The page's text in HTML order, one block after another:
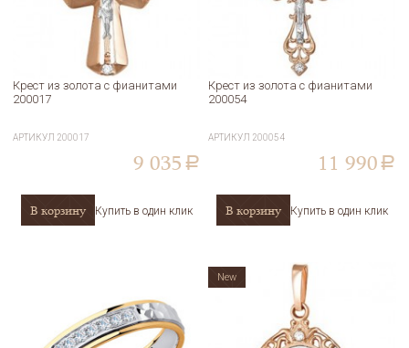
Крест из золота с фианитами
200017
АРТИКУЛ 200017
9 035 a
В корзину Купить в один клик
Крест из золота с фианитами
200054
АРТИКУЛ 200054
11 990 a
В корзину Купить в один клик
New